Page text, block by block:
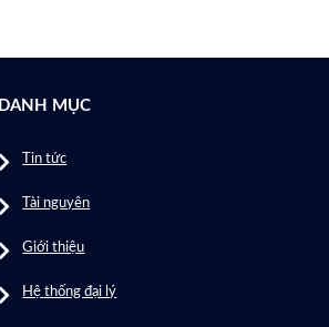
DANH MỤC
Tin tức
Tài nguyên
Giới thiệu
Hệ thống đại lý